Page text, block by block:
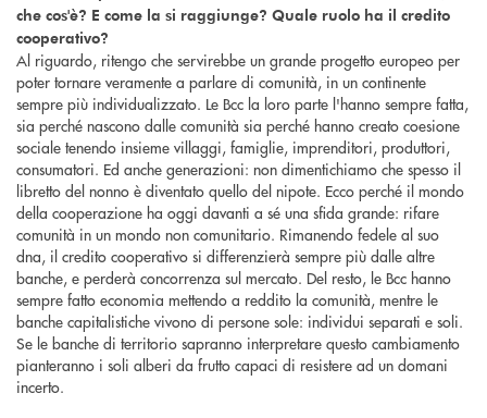
che cos'è? E come la si raggiunge? Quale ruolo ha il credito
cooperativo?
Al riguardo, ritengo che servirebbe un grande progetto europeo per
poter tornare veramente a parlare di comunità, in un continente
sempre più individualizzato. Le Bcc la loro parte l'hanno sempre fatta,
sia perché nascono dalle comunità sia perché hanno creato coesione
sociale tenendo insieme villaggi, famiglie, imprenditori, produttori,
consumatori. Ed anche generazioni: non dimentichiamo che spesso il
libretto del nonno è diventato quello del nipote. Ecco perché il mondo
della cooperazione ha oggi davanti a sé una sfida grande: rifare
comunità in un mondo non comunitario. Rimanendo fedele al suo
dna, il credito cooperativo si differenzierà sempre più dalle altre
banche, e perderà concorrenza sul mercato. Del resto, le Bcc hanno
sempre fatto economia mettendo a reddito la comunità, mentre le
banche capitalistiche vivono di persone sole: individui separati e soli.
Se le banche di territorio sapranno interpretare questo cambiamento
pianteranno i soli alberi da frutto capaci di resistere ad un domani
incerto.